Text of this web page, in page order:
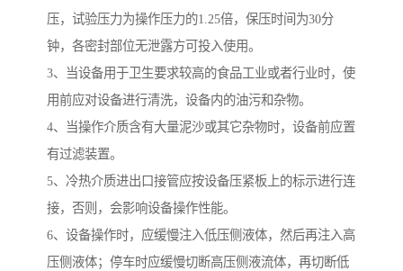
压，试验压力为操作压力的1.25倍，保压时间为30分
钟，各密封部位无泄露方可投入使用。
3、当设备用于卫生要求较高的食品工业或者行业时，使
用前应对设备进行清洗，设备内的油污和杂物。
4、当操作介质含有大量泥沙或其它杂物时，设备前应置
有过滤装置。
5、冷热介质进出口接管应按设备压紧板上的标示进行连
接，否则，会影响设备操作性能。
6、设备操作时，应缓慢注入低压侧液体，然后再注入高
压侧液体；停车时应缓慢切断高压侧液流体，再切断低